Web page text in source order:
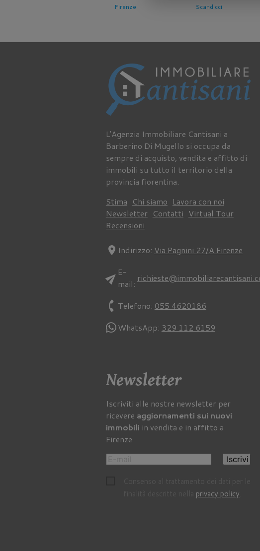
Sesto Fiorentino
L'Agenzia Immobiliare Cantisani a
Barberino Di Mugello si occupa da
sempre di acquisto, vendita e affitto di
immobili su tutto il territorio della
provincia fiorentina.
Stima Chi siamo Lavora con noi
Newsletter Contatti Virtual Tour
Recensioni
location_on Indirizzo: Via Pagnini 27/A Firenze
sendE-
mail:
phoneTelefono: 055 4620186
WhatsApp: 329 112 6159
Newsletter
Iscriviti alle nostre newsletter per
ricevere aggiornamenti sui nuovi
immobili in vendita e in affitto a
Firenze
Iscrivi
privacy policy